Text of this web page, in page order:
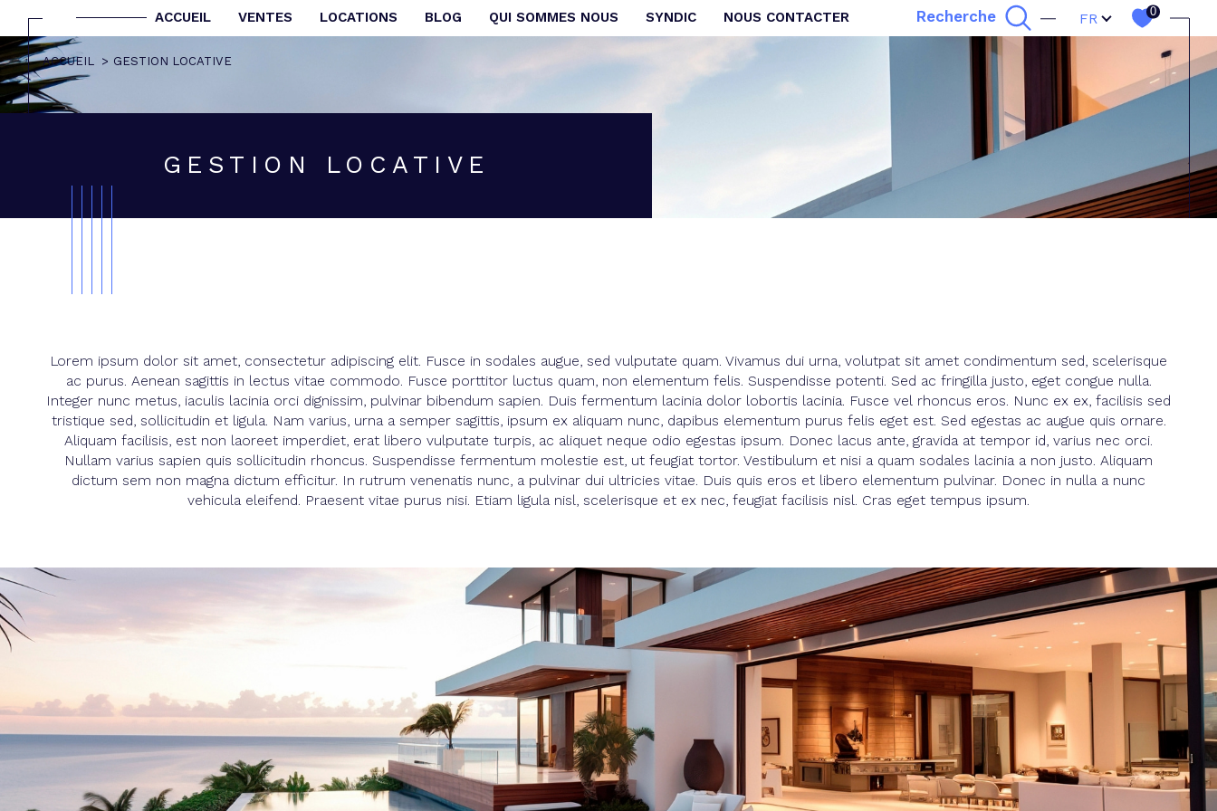
ACCUEIL VENTES LOCATIONS BLOG QUI SOMMES NOUS SYNDIC NOUS CONTACTER Recherche Langue
FR 0
Filtrer
Voir les53annonces
Réinitialiser les filtres
ACCUEIL GESTION LOCATIVE
GESTION LOCATIVE
Lorem ipsum dolor sit amet, consectetur adipiscing elit. Fusce in sodales augue, sed vulputate quam. Vivamus dui urna, volutpat sit amet condimentum sed, scelerisque
ac purus. Aenean sagittis in lectus vitae commodo. Fusce porttitor luctus quam, non elementum felis. Suspendisse potenti. Sed ac fringilla justo, eget congue nulla.
Integer nunc metus, iaculis lacinia orci dignissim, pulvinar bibendum sapien. Duis fermentum lacinia dolor lobortis lacinia. Fusce vel rhoncus eros. Nunc ex ex, facilisis sed
tristique sed, sollicitudin et ligula. Nam varius, urna a semper sagittis, ipsum ex aliquam nunc, dapibus elementum purus felis eget est. Sed egestas ac augue quis ornare.
Aliquam facilisis, est non laoreet imperdiet, erat libero vulputate turpis, ac aliquet neque odio egestas ipsum. Donec lacus ante, gravida at tempor id, varius nec orci.
Nullam varius sapien quis sollicitudin rhoncus. Suspendisse fermentum molestie est, ut feugiat tortor. Vestibulum et nisi a quam sodales lacinia a non justo. Aliquam
dictum sem non magna dictum efficitur. In rutrum venenatis nunc, a pulvinar dui ultricies vitae. Duis quis eros et libero elementum pulvinar. Donec in nulla a nunc
vehicula eleifend. Praesent vitae purus nisi. Etiam ligula nisl, scelerisque et ex nec, feugiat facilisis nisl. Cras eget tempus ipsum.